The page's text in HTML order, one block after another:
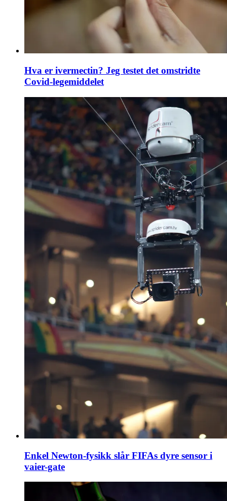
Hva er ivermectin? Jeg testet det omstridte
Covid-legemiddelet
Enkel Newton-fysikk slår FIFAs dyre sensor i
vaier-gate